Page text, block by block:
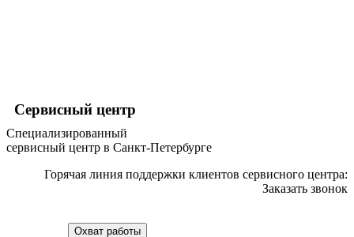
hi-fi
хлебопечек
хлеборезок
холодильников
холодильных шкафов
хотдогниц
хромбуков
Сервисный центр
Специализированный
сервисный центр в Санкт-Петербурге
Горячая линия поддержки клиентов сервисного центра:
Заказать звонок
Охват работы